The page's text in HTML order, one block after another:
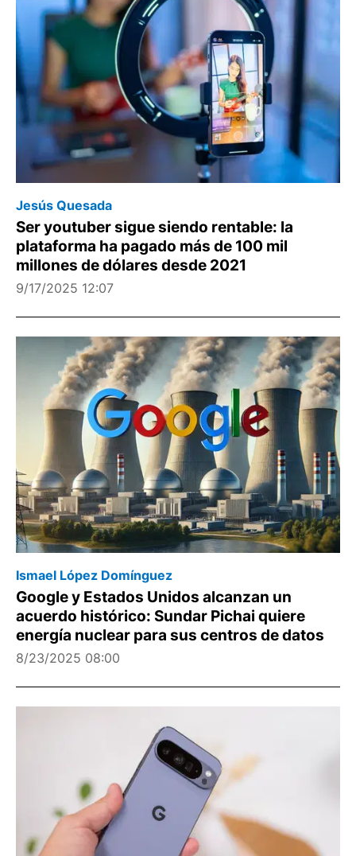
Jesús Quesada
Ser youtuber sigue siendo rentable: la
plataforma ha pagado más de 100 mil
millones de dólares desde 2021
9/17/2025 12:07
Ismael López Domínguez
Google y Estados Unidos alcanzan un
acuerdo histórico: Sundar Pichai quiere
energía nuclear para sus centros de datos
8/23/2025 08:00